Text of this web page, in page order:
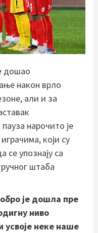
дошао
након врло
али и за
нарочито је
који су
упознају са
штаба
је дошла пре
ниво
неке наше